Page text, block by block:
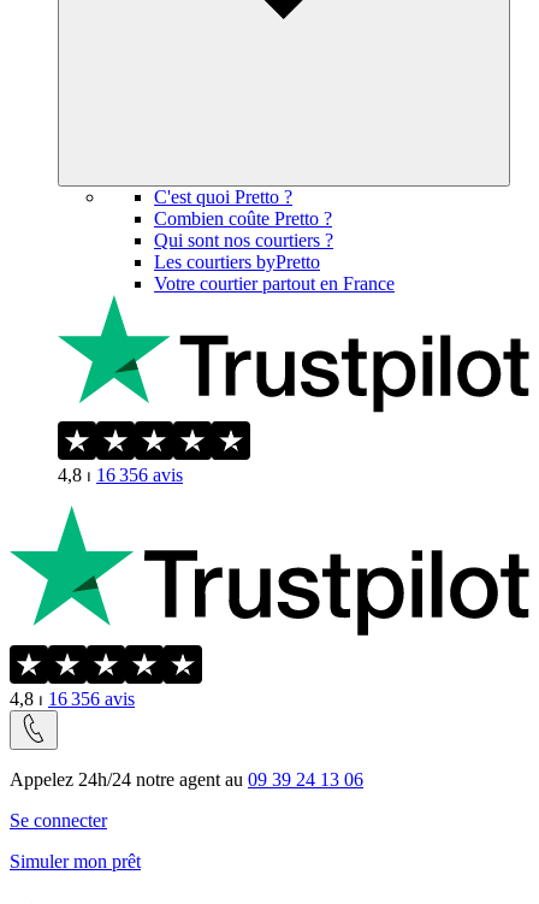
C'est quoi Pretto ?
Combien coûte Pretto ?
Qui sont nos courtiers ?
Les courtiers byPretto
Votre courtier partout en France
4,8 ⏐ 16 356 avis
4,8 ⏐ 16 356 avis
Appelez 24h/24 notre agent au 09 39 24 13 06
Se connecter
Simuler mon prêt